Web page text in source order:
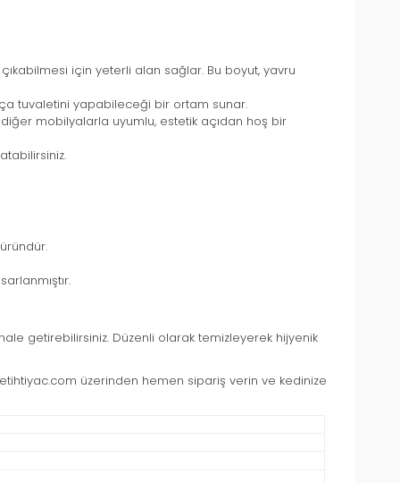
için yeterli alan sağlar. Bu boyut, yavru
tuvaletini yapabileceği bir ortam sunar.
mobilyalarla uyumlu, estetik açıdan hoş bir
getirebilirsiniz. Düzenli olarak temizleyerek hijyenik
üzerinden hemen sipariş verin ve kedinize